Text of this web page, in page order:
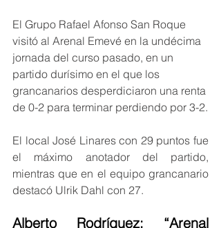
El Grupo Rafael Afonso San Roque
visitó al Arenal Emevé en la undécima
jornada del curso pasado, en un
partido durísimo en el que los
grancanarios desperdiciaron una renta
de 0-2 para terminar perdiendo por 3-2.
El local José Linares con 29 puntos fue
el máximo anotador del partido,
mientras que en el equipo grancanario
destacó Ulrik Dahl con 27.
Alberto Rodríguez: “Arenal